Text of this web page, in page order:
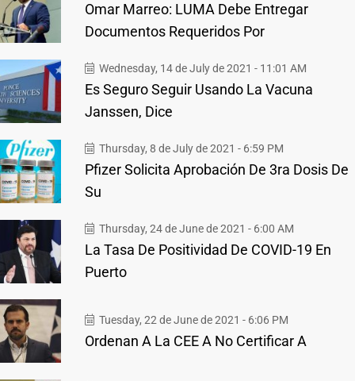
Omar Marreo: LUMA Debe Entregar
Documentos Requeridos Por
Wednesday, 14 de July de 2021 - 11:01 AM
Es Seguro Seguir Usando La Vacuna
Janssen, Dice
Thursday, 8 de July de 2021 - 6:59 PM
Pfizer Solicita Aprobación De 3ra Dosis De
Su
Thursday, 24 de June de 2021 - 6:00 AM
La Tasa De Positividad De COVID-19 En
Puerto
Tuesday, 22 de June de 2021 - 6:06 PM
Ordenan A La CEE A No Certificar A